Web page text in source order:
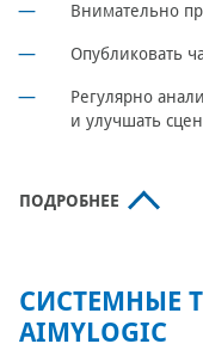
Внимательно
Опубликовать
Регулярно
и улучшать
ПОДРОБНЕЕ
СИСТЕМНЫЕ
AIMYLOGIC